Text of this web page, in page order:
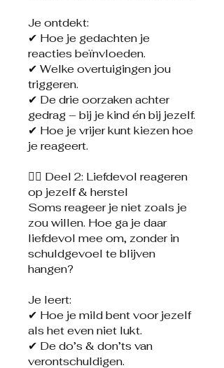
Je ontdekt:
✔ Hoe je gedachten je
reacties beïnvloeden.
✔ Welke overtuigingen jou
triggeren.
✔ De drie oorzaken achter
gedrag – bij je kind én bij jezelf.
✔ Hoe je vrijer kunt kiezen hoe
je reageert.
👉🏼 Deel 2: Liefdevol reageren
op jezelf & herstel
Soms reageer je niet zoals je
zou willen. Hoe ga je daar
liefdevol mee om, zonder in
schuldgevoel te blijven
hangen?
Je leert:
✔ Hoe je mild bent voor jezelf
als het even niet lukt.
✔ De do’s & don’ts van
verontschuldigen.